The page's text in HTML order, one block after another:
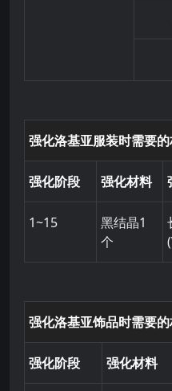
强化洛基亚服装时需要
强化阶段 强化材料
1~15
黑结晶1
个
强化洛基亚饰品时需要
强化阶段 强化材料